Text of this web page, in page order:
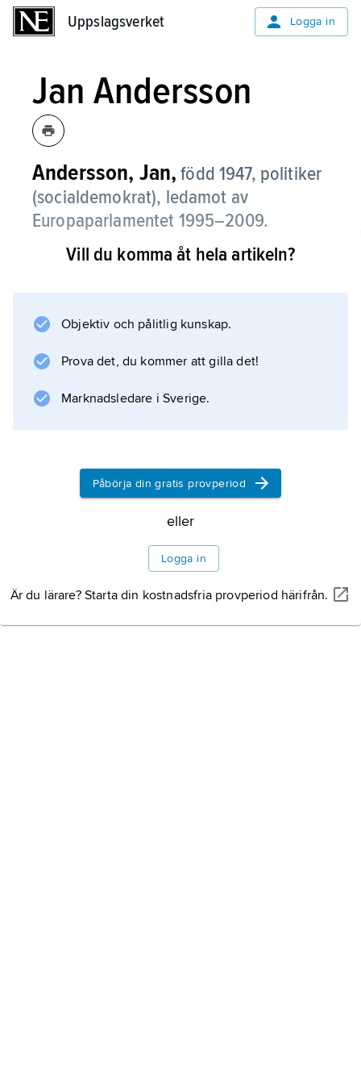
Uppslagsverket Logga in
Jan Andersson
Andersson, Jan, född 1947, politiker
(socialdemokrat), ledamot av
Europaparlamentet 1995–2009.
Andersson, till yrket lärare, var ledamot av
återvaldes till Europaparlamentet 1999 och
för sysselsättning och sociala frågor.
Vill du komma åt hela artikeln?
Objektiv och pålitlig kunskap.
Prova det, du kommer att gilla det!
Marknadsledare i Sverige.
Påbörja din gratis provperiod
eller
Logga in
Är du lärare? Starta din kostnadsfria provperiod härifrån.